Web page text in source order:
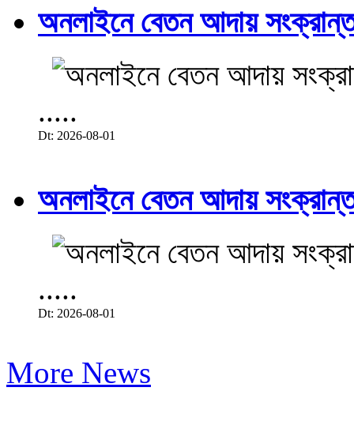
অনলাইনে বেতন আদায়
.....
Dt: 2026-08-01
অনলাইনে বেতন আদায়
.....
Dt: 2026-08-01
More News